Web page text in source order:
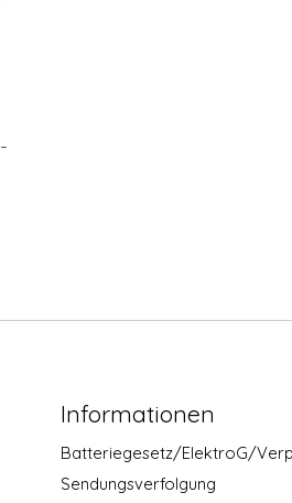
Informationen
Batteriegesetz/ElektroG/
Sendungsverfolgung